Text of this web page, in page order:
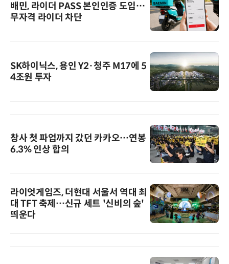
배민, 라이더 PASS 본인인증 도입…
무자격 라이더 차단
SK하이닉스, 용인 Y2·청주 M17에 5
4조원 투자
창사 첫 파업까지 갔던 카카오…연봉
6.3% 인상 합의
라이엇게임즈, 더현대 서울서 역대 최
대 TFT 축제…신규 세트 '신비의 숲'
띄운다